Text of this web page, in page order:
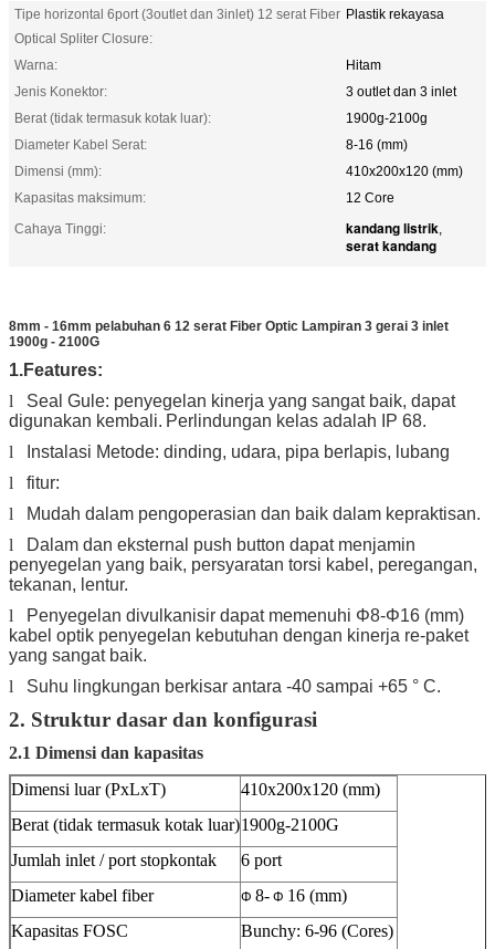
Tipe horizontal 6port (3outlet dan 3inlet) 12 serat Fiber
Optical Spliter Closure:
Plastik rekayasa
Warna:
Hitam
Jenis Konektor:
3 outlet dan 3 inlet
Berat (tidak termasuk kotak luar):
1900g-2100g
Diameter Kabel Serat:
8-16 (mm)
Dimensi (mm):
410x200x120 (mm)
Kapasitas maksimum:
12 Core
Cahaya Tinggi:
kandang listrik,
serat kandang
8mm - 16mm pelabuhan 6 12 serat Fiber Optic Lampiran 3 gerai 3 inlet
1900g - 2100G
1.Features:
l
Seal Gule: penyegelan kinerja yang sangat baik, dapat
digunakan kembali. Perlindungan kelas adalah IP 68.
l
Instalasi Metode: dinding, udara, pipa berlapis, lubang
l
fitur:
l
Mudah dalam pengoperasian dan baik dalam kepraktisan.
l
Dalam dan eksternal push button dapat menjamin
penyegelan yang baik, persyaratan torsi kabel, peregangan,
tekanan, lentur.
l
Penyegelan divulkanisir dapat memenuhi Φ8-Φ16 (mm)
kabel optik penyegelan kebutuhan dengan kinerja re-paket
yang sangat baik.
l
Suhu lingkungan berkisar antara -40 sampai +65 ° C.
2. Struktur dasar dan konfigurasi
2.1 Dimensi dan kapasitas
Dimensi luar (PxLxT)
410x200x120 (mm)
Berat (tidak termasuk kotak luar)1900g-2100G
Jumlah inlet / port stopkontak
6 port
Diameter kabel fiber
Φ 8- Φ 16 (mm)
Kapasitas FOSC
Bunchy: 6-96 (Cores)